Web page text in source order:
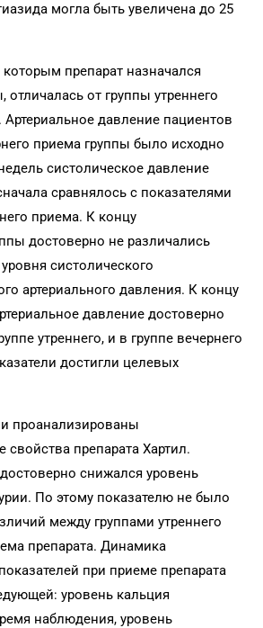
могла быть увеличена до 25
которым препарат назначался
отличалась от группы утреннего
Артериальное давление пациентов
приема группы было исходно
систолическое давление
сравнялось с показателями
приема. К концу
достоверно не различались
систолического
артериального давления. К концу
давление достоверно
утреннего, и в группе вечернего
достигли целевых
проанализированы
свойства препарата Хартил.
снижался уровень
По этому показателю не было
между группами утреннего
препарата. Динамика
при приеме препарата
уровень кальция
наблюдения, уровень